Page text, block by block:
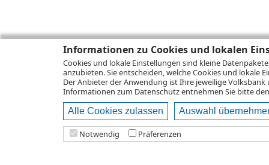
Informationen zu Cookies und lokalen
Cookies und lokale Einstellungen sind kleine
anzubieten. Sie entscheiden, welche Cookies und lokale
Der Anbieter der Anwendung ist Ihre jeweilige Volksbank
Informationen zum Datenschutzentnehmen Sie bitte
Alle Cookies zulassen Auswahl
Notwendig Präferenzen